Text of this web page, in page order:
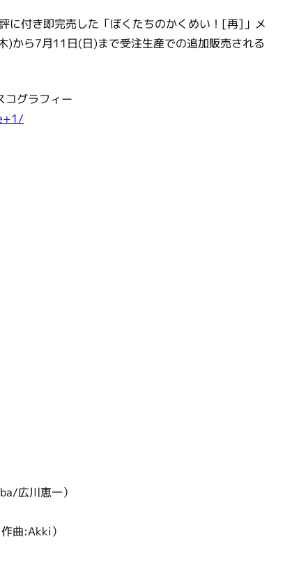
に付き即完売した「ぼくたちのかくめい！[再]」メ
)から7月11日(日)まで受注生産での追加販売される
コグラフィー
広川恵一）
曲:Akki）